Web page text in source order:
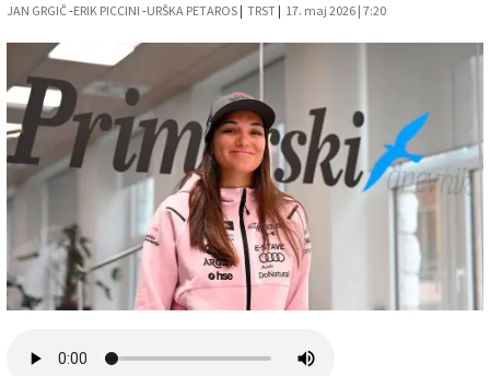
Naročnine
JAN GRGIČ-ERIK PICCINI -URŠKA PETAROS | TRST | 17. maj 2026 | 7:20